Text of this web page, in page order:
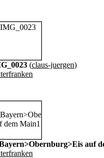
(claus-juergen)
auf